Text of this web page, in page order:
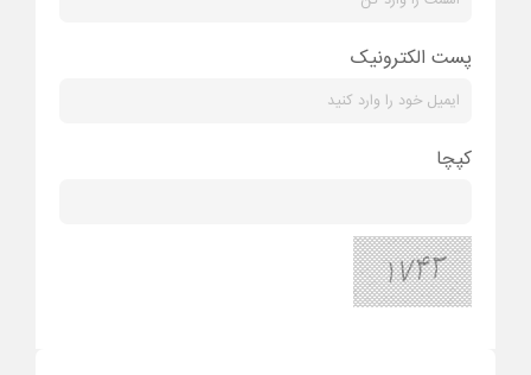
پست الکترونیک
کپچا